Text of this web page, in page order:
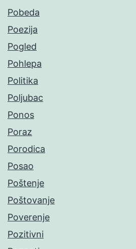
Pobeda
Poezija
Pogled
Pohlepa
Politika
Poljubac
Ponos
Poraz
Porodica
Posao
Poštenje
Poštovanje
Poverenje
Pozitivni